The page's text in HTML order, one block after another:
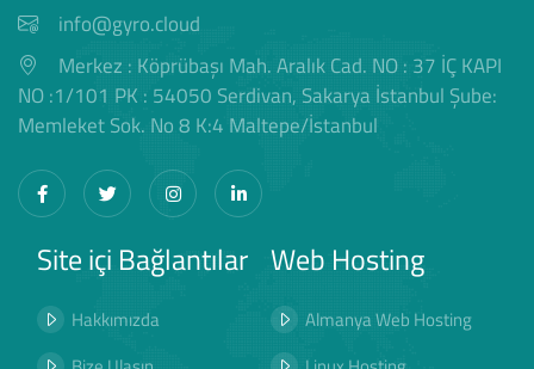
info@gyro.cloud
Merkez : Köprübaşı Mah. Aralık Cad. NO : 37 İÇ KAPI
NO :1/101 PK : 54050 Serdivan, Sakarya İstanbul Şube:
Memleket Sok. No 8 K:4 Maltepe/İstanbul
Site içi Bağlantılar
Hakkımızda
Web Hosting
Almanya Web Hosting